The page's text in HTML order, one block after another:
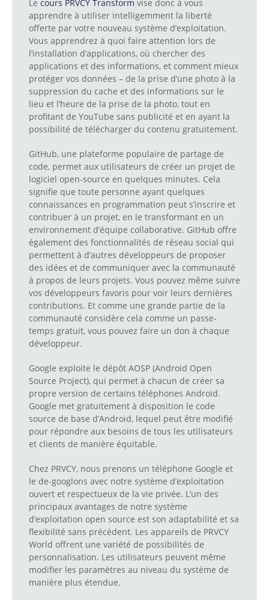
Le cours PRVCY Transform vise donc à vous
apprendre à utiliser intelligemment la liberté
offerte par votre nouveau système d’exploitation.
Vous apprendrez à quoi faire attention lors de
l’installation d’applications, où chercher des
applications et des informations, et comment mieux
protéger vos données – de la prise d’une photo à la
suppression du cache et des informations sur le
lieu et l’heure de la prise de la photo, tout en
profitant de YouTube sans publicité et en ayant la
possibilité de télécharger du contenu gratuitement.
GitHub, une plateforme populaire de partage de
code, permet aux utilisateurs de créer un projet de
logiciel open-source en quelques minutes. Cela
signifie que toute personne ayant quelques
connaissances en programmation peut s’inscrire et
contribuer à un projet, en le transformant en un
environnement d’équipe collaborative. GitHub offre
également des fonctionnalités de réseau social qui
permettent à d’autres développeurs de proposer
des idées et de communiquer avec la communauté
à propos de leurs projets. Vous pouvez même suivre
vos développeurs favoris pour voir leurs dernières
contributions. Et comme une grande partie de la
communauté considère cela comme un passe-
temps gratuit, vous pouvez faire un don à chaque
développeur.
Google exploite le dépôt AOSP (Android Open
Source Project), qui permet à chacun de créer sa
propre version de certains téléphones Android.
Google met gratuitement à disposition le code
source de base d’Android, lequel peut être modifié
pour répondre aux besoins de tous les utilisateurs
et clients de manière équitable.
Chez PRVCY, nous prenons un téléphone Google et
le de-googlons avec notre système d’exploitation
ouvert et respectueux de la vie privée. L’un des
principaux avantages de notre système
d’exploitation open source est son adaptabilité et sa
flexibilité sans précédent. Les appareils de PRVCY
World offrent une variété de possibilités de
personnalisation. Les utilisateurs peuvent même
modifier les paramètres au niveau du système de
manière plus étendue.